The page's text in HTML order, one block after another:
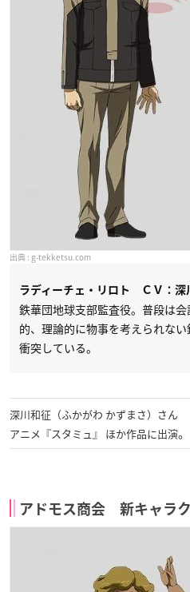
g-tekketsu.com
ラディーチェ・リロト ＣＶ：深
鉄華団地球支部監査役。普段は
的、理論的に物事を考えられな
衝突している。
深川和征（ふかがわ かずまさ）さん
アニメ『スタミュ』 ほか作品に出演。
アドモス商会 新キャラ